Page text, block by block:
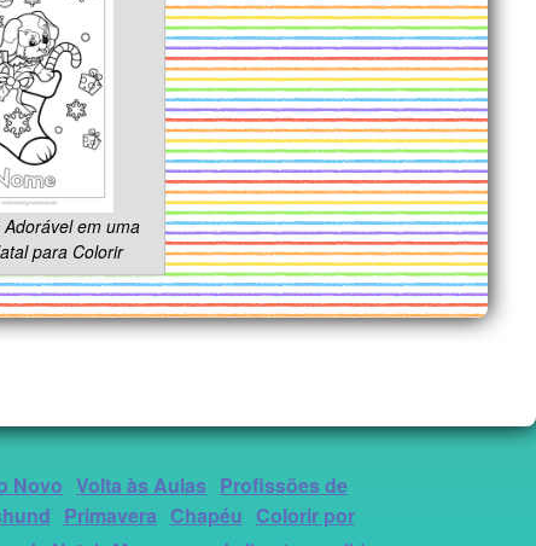
em uma
para Colorir
Novo Volta às Aulas Profissões de
Primavera Chapéu Colorir por